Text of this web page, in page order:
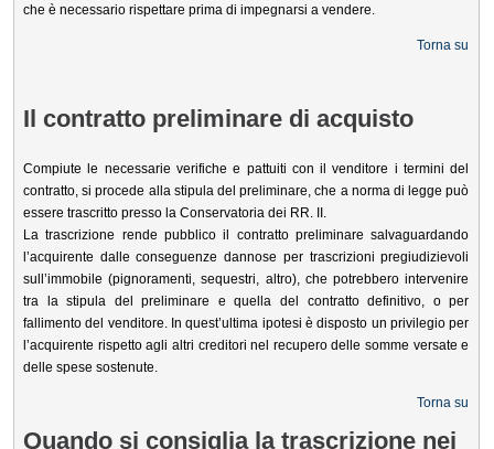
che è necessario rispettare prima di impegnarsi a vendere.
Torna su
Il contratto preliminare di acquisto
Compiute le necessarie verifiche e pattuiti con il venditore i termini del
contratto, si procede alla stipula del preliminare, che a norma di legge può
essere trascritto presso la Conservatoria dei RR. II.
La trascrizione rende pubblico il contratto preliminare salvaguardando
l’acquirente dalle conseguenze dannose per trascrizioni pregiudizievoli
sull’immobile (pignoramenti, sequestri, altro), che potrebbero intervenire
tra la stipula del preliminare e quella del contratto definitivo, o per
fallimento del venditore. In quest’ultima ipotesi è disposto un privilegio per
l’acquirente rispetto agli altri creditori nel recupero delle somme versate e
delle spese sostenute.
Torna su
Quando si consiglia la trascrizione nei